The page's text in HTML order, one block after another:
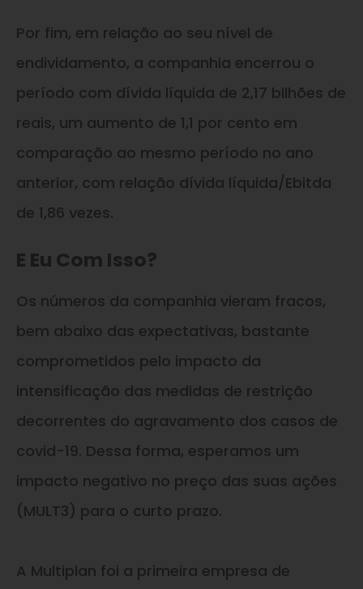
Por fim, em relação ao seu nível de
endividamento, a companhia encerrou o
período com dívida líquida de 2,17 bilhões de
reais, um aumento de 1,1 por cento em
comparação ao mesmo período no ano
anterior, com relação dívida líquida/Ebitda
de 1,86 vezes.
E Eu Com Isso?
Os números da companhia vieram fracos,
bem abaixo das expectativas, bastante
comprometidos pelo impacto da
intensificação das medidas de restrição
decorrentes do agravamento dos casos de
covid-19. Dessa forma, esperamos um
impacto negativo no preço das suas ações
(MULT3) para o curto prazo.
A Multiplan foi a primeira empresa de